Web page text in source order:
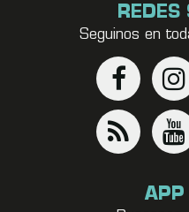
REDES
Seguinos en
APP